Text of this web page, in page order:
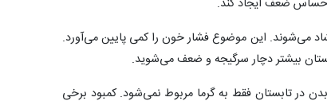
ضعف ایجاد کند.
می‌شوند. این موضوع فشار خون را کمی پایین می‌آورد.
بیشتر دچار سرگیجه و ضعف می‌شوید.
در تابستان فقط به گرما مربوط نمی‌شود. کمبود برخی